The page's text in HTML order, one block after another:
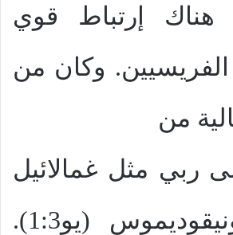
هناك إرتباط قوي
الفريسيين. وكان من
من
ربي مثل غمالائيل
(أع34:5) ونيقوديموس (يو1:3).